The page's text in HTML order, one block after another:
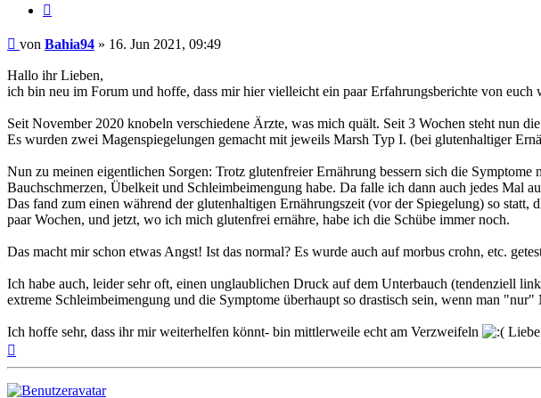
Beitrag
von Bahia94 » 16. Jun 2021, 09:49
Hallo ihr Lieben,
ich bin neu im Forum und hoffe, dass mir hier vielleicht ein paar Erfahrungsberichte von euch
Seit November 2020 knobeln verschiedene Ärzte, was mich quält. Seit 3 Wochen steht nun
Es wurden zwei Magenspiegelungen gemacht mit jeweils Marsh Typ I. (bei glutenhaltiger
Nun zu meinen eigentlichen Sorgen: Trotz glutenfreier Ernährung bessern sich die
Bauchschmerzen, Übelkeit und Schleimbeimengung habe. Da falle ich dann auch jedes Mal
Das fand zum einen während der glutenhaltigen Ernährungszeit (vor der Spiegelung) so
paar Wochen, und jetzt, wo ich mich glutenfrei ernähre, habe ich die Schübe immer noch.
Das macht mir schon etwas Angst! Ist das normal? Es wurde auch auf morbus crohn, etc.
Ich habe auch, leider sehr oft, einen unglaublichen Druck auf dem Unterbauch (tendenziell
extreme Schleimbeimengung und die Symptome überhaupt so drastisch sein, wenn man
Ich hoffe sehr, dass ihr mir weiterhelfen könnt- bin mittlerweile echt am Verzweifeln